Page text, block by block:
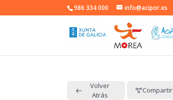
986 334 000 info@acipor.es
Volver
Atrás
Compartir